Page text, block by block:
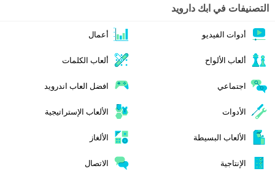
التصنيفات في ابك دارويد
أدوات الفيديو أعمال
ألعاب الألواح ألعاب الكلمات
اجتماعي افضل العاب اندرويد
الأدوات الألعاب الإستراتيجية
الألعاب البسيطة الألغاز
الإنتاجية الاتصال